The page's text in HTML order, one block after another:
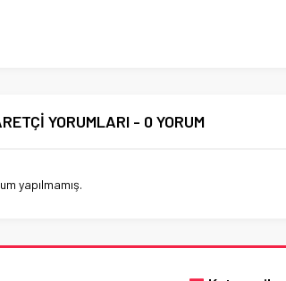
YORUMLARI - 0 YORUM
yapılmamış.